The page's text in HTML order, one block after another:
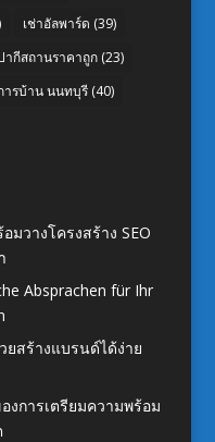
เช่าอัลพาร์ด (39)
ากีสถานราคาถูก(23)
ารบ้าน นนทบุรี(40)
มวางโครงสร้าง SEO
Absprachen für Ihr
ยสร้างแบรนด์ได้ง่าย
งการเตรียมความพร้อม